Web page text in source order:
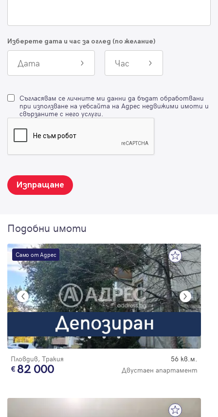
Изберете дата и час за оглед (по желание)
Дата Час
Съгласявам се личните ми данни да бъдат обработвани
при използване на уебсайта на Адрес недвижими имоти и
свързаните с него услуги.
Изпращане
Подобни имоти
Само от Адрес
Пловдив, Тракия 56 кв.м.
82 000 Двустаен апартамент